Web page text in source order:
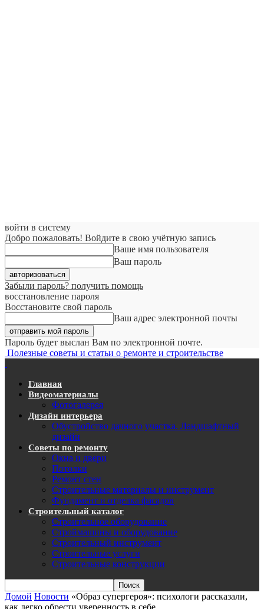
войти в систему
Добро пожаловать! Войдите в свою учётную запись
Ваше имя пользователя
Ваш пароль
Забыли пароль? получить помощь
восстановление пароля
Восстановите свой пароль
Ваш адрес электронной почты
Пароль будет выслан Вам по электронной почте.
Полезные советы и статьи о ремонте и строительстве
Главная
Видеоматериалы
Фотогалерея
Дизайн интерьера
Обустройство дачного участка. Ландшафтный
дизайн
Советы по ремонту
Окна и двери
Потолки
Ремонт стен
Строительные материалы и инструмент
Фундамент и отделка фасадов
Строительный каталог
Строительное оборудование
Строймашины и оборудование
Строительный инструмент
Строительные услуги
Строительные конструкции
Домой Новости «Образ супергероя»: психологи рассказали,
как легко обрести уверенность в себе